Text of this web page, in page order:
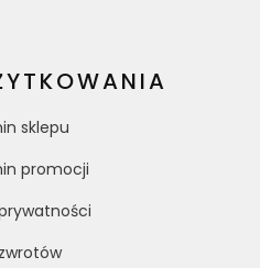
sklepu
promocji